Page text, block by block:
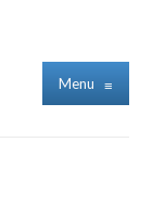
Menu ≡